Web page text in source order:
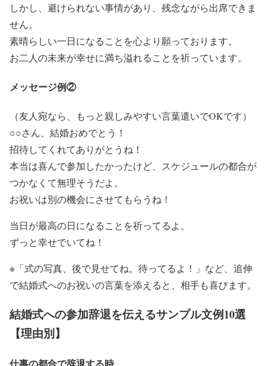
しかし、避けられない事情があり、残念ながら出席できま
せん。
素晴らしい一日になることを心より願っております。
お二人の未来が幸せに満ち溢れることを祈っています。
メッセージ例②
（友人宛なら、もっと親しみやすい言葉遣いでOKです）
○○さん、結婚おめでとう！
招待してくれてありがとうね！
本当は喜んで参加したかったけど、スケジュールの都合が
つかなくて無理そうだよ。
お祝いは別の機会にさせてもらうね！
当日が最高の日になることを祈ってるよ。
ずっと幸せでいてね！
※「式の写真、後で見せてね。待ってるよ！」など、追伸
で結婚式へのお祝いの言葉を添えると、相手も喜びます。
結婚式への参加辞退を伝えるサンプル文例10選
【理由別】